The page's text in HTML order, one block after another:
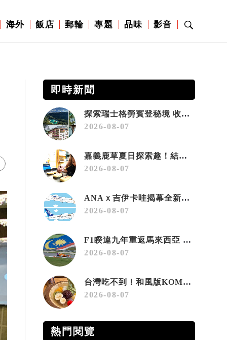
海外 飯店 郵輪 專題 品味 影音
即時新聞
探索瑞士格勞賓登秘境 收藏六種阿爾卑斯夏日療癒之旅
2026-08-07
嘉義鹿草夏日探索趣！結合科學、農場與自然的親子小旅行
2026-08-07
ANAｘ吉伊卡哇揭幕全新彩繪機「Chiikawa JET」
2026-08-07
F1睽違九年重返馬來西亞 三大國際賽事打造10月運動旅遊熱潮 賽車、自行車、路跑同週登場
2026-08-07
台灣吃不到！和風版KOMEDA咖啡讓你吃遍名古屋在地美食
2026-08-07
熱門閱覽